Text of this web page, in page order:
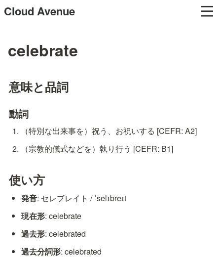
Cloud Avenue
celebrate
意味と品詞
動詞
（特別な出来事を）祝う、お祝いする [CEFR: A2]
（宗教的儀式などを）執り行う [CEFR: B1]
使い方
発音: セレブレイト / ˈselɪbreɪt
現在形: celebrate
過去形: celebrated
過去分詞形: celebrated